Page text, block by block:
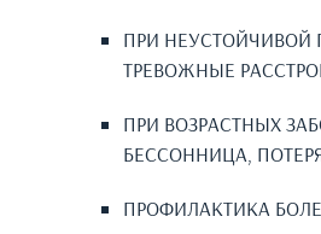
ПРИ НЕУСТОЙЧИВОЙ
ТРЕВОЖНЫЕ
ПРИ ВОЗРАСТНЫХ
БЕССОННИЦА,
ПРОФИЛАКТИКА